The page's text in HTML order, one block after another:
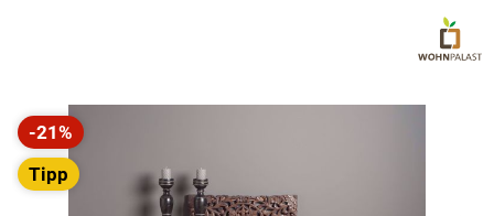
Bildergalerie überspringen
-21%
Rabatt
Tipp